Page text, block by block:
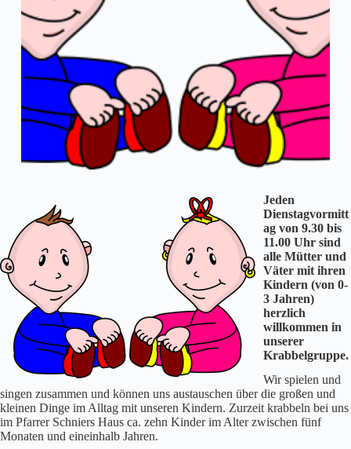
Jeden
Dienstagvormitt
ag von 9.30 bis
11.00 Uhr sind
alle Mütter und
Väter mit ihren
Kindern (von 0-
3 Jahren)
herzlich
willkommen in
unserer
Krabbelgruppe.
Wir spielen und
singen zusammen und können uns austauschen über die großen und
kleinen Dinge im Alltag mit unseren Kindern. Zurzeit krabbeln bei uns
im Pfarrer Schniers Haus ca. zehn Kinder im Alter zwischen fünf
Monaten und eineinhalb Jahren.